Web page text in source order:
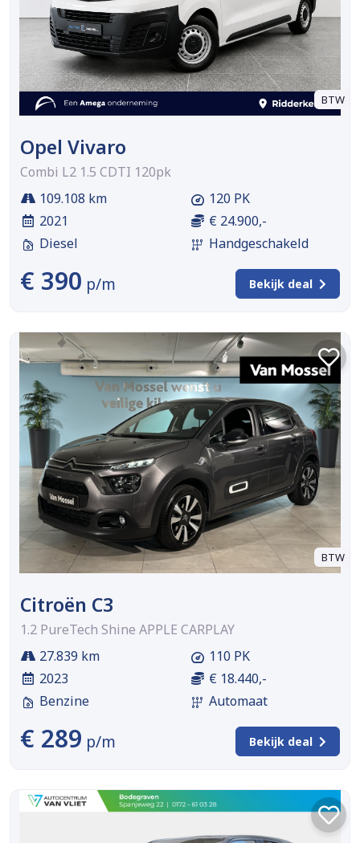
BTW
Opel Vivaro
Combi L2 1.5 CDTI 120pk
109.108 km
2021
Diesel
120 PK
€ 24.900,-
Handgeschakeld
€ 390 p/m Bekijk deal
BTW
Citroën C3
1.2 PureTech Shine APPLE CARPLAY
27.839 km
2023
Benzine
110 PK
€ 18.440,-
Automaat
€ 289 p/m Bekijk deal